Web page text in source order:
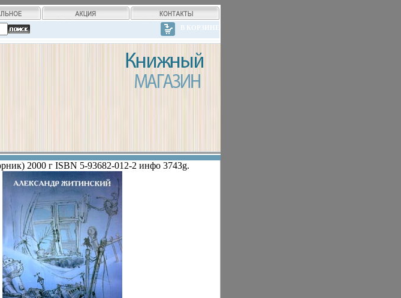
В КОРЗИНЕ
2000 г ISBN 5-93682-012-2 инфо 3743g.